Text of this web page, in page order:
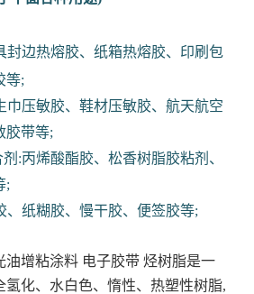
下面各种用途)
封边热熔胶、纸箱热熔胶、印刷包
;
巾压敏胶、鞋材压敏胶、航天航空
:丙烯酸酯胶、松香树脂胶粘剂、